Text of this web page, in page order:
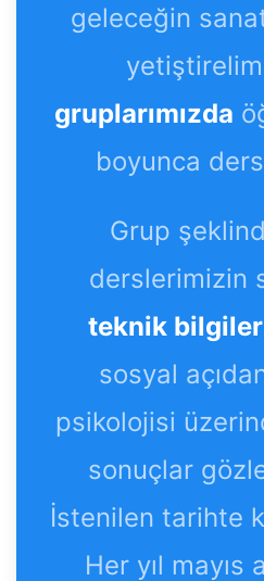
geleceğin
gruplarımızda
boyunca
Grup
derslerimizin
teknik
sosyal
psikolojisi
sonuçlar
İstenilen tarihte
Her yıl mayıs